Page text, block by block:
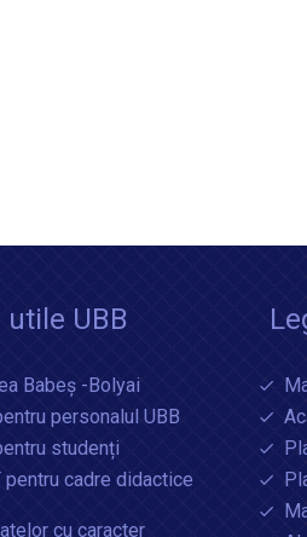
UBB
Babeș -Bolyai
personalul UBB
studenți
cadre didactice
cu caracter